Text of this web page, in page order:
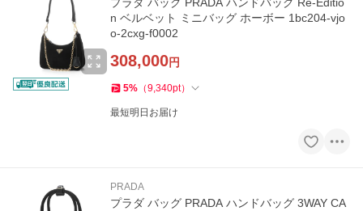
n ベルベット ミニバッグ ホーボー 1bc204-vjo
o-2cxg-f0002
308,000円
5% （9,340pt）
最短明日お届け
PRADA
プラダ バッグ PRADA ハンドバッグ 3WAY CA